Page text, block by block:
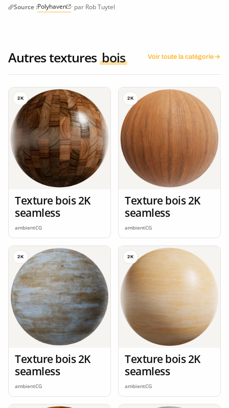
Source :Polyhaven · par Rob Tuytel
Autres textures bois Voir toute la catégorie
2K
Texture bois 2K
seamless
ambientCG
2K
Texture bois 2K
seamless
ambientCG
2K
Texture bois 2K
seamless
ambientCG
2K
Texture bois 2K
seamless
ambientCG